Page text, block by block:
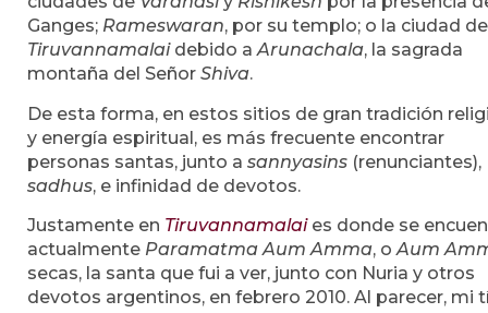
Ganges; Rameswaran, por su templo; o la ciudad de
Tiruvannamalaidebido aArunachala, la sagrada
montaña del Señor Shiva.
De esta forma, en estos sitios de gran tradición
y energía espiritual, es más frecuente encontrar
personas santas, junto a sannyasins (renunciantes),
sadhus, e infinidad de devotos.
Justamente en Tiruvannamalaies donde se
actualmente Paramatma Aum Amma, oAum
secas, la santa que fui a ver, junto con Nuria y otros
devotos argentinos, en febrero 2010. Al parecer, mi